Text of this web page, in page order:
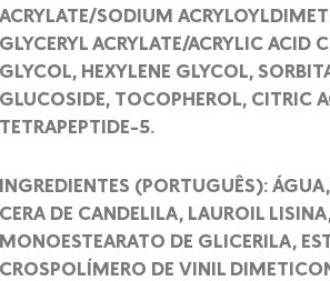
ACRYLATE/SODIUM
GLYCERYL ACRYLATE/ACRYLIC ACID
GLYCOL, HEXYLENE GLYCOL,
GLUCOSIDE, TOCOPHEROL, CITRIC
TETRAPEPTIDE-5.
INGREDIENTES (PORTUGUÊS):
CERA DE CANDELILA, LAUROIL
MONOESTEARATO DE GLICERILA,
CROSPOLÍMERO DE VINIL